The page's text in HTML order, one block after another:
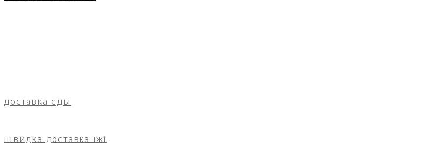
доставка еды
швидка доставка їжі